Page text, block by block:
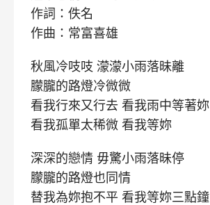
作詞：佚名
作曲：常富喜雄
秋風冷吱吱 濛濛小雨落昧離
朦朧的路燈冷微微
看我行來又行去 看我雨中等著妳
看我孤單太稀微 看我等妳
深深的戀情 毋驚小雨落昧停
朦朧的路燈也同情
替我為妳抱不平 看我等妳三點鐘